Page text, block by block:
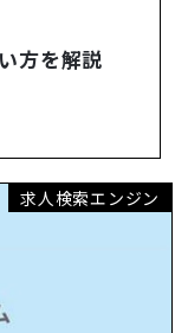
方を解説
求人検索エンジン